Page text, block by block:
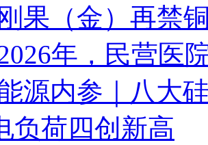
刚果（金）再禁
年，民营医
源内参｜八大
负荷四创新高